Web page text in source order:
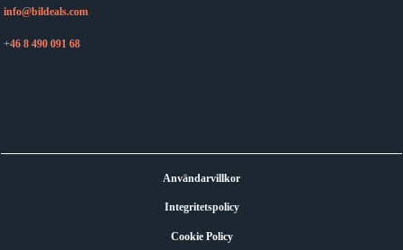
info@bildeals.com
+46 8 490 091 68
Användarvillkor
Integritetspolicy
Cookie Policy